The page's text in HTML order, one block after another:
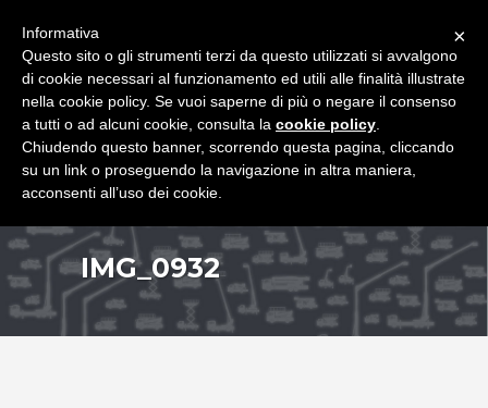
IMG_0932
×
Informativa
Questo sito o gli strumenti terzi da questo utilizzati si avvalgono
di cookie necessari al funzionamento ed utili alle finalità illustrate
nella cookie policy. Se vuoi saperne di più o negare il consenso
a tutti o ad alcuni cookie, consulta la cookie policy
Chiudendo questo banner, scorrendo questa pagina, cliccando
su un link o proseguendo la navigazione in altra maniera,
acconsenti all’uso dei cookie.